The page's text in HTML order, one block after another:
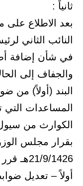
ثانياً :
بعد الاطلاع
النائب الثاني
في شأن إضافة
والجفاف إلى
البند (أولاً)
المساعدات التي
الكوارث من
21/9/1426هـ قرر مجلس الوزراء ما يلي :
أولاً – تعديل